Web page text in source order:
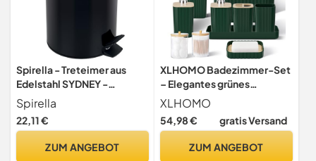
Spirella - Treteimer aus
Edelstahl SYDNEY -
Modernes Design, Einfache
Öffnung, Herausnehmbarer
Inneneimer - Badezimmer-
Schwarz - 3L
Spirella
22,11 €
ZUM ANGEBOT
XLHOMO Badezimmer-Set
– Elegantes grünes
Badezimmer-Set, 10-
teiliges grünes
Badezimmer-Zubehör-Set,
Bürste, Badezimmer-
XLHOMO
54,98 € gratis Versand
ZUM ANGEBOT